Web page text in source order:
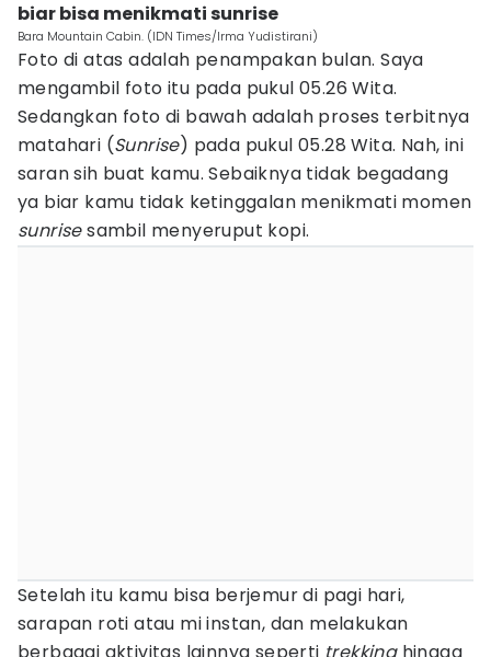
biar bisa menikmati sunrise
Bara Mountain Cabin. (IDN Times/Irma Yudistirani)
Foto di atas adalah penampakan bulan. Saya
mengambil foto itu pada pukul 05.26 Wita.
Sedangkan foto di bawah adalah proses terbitnya
matahari (Sunrise) pada pukul 05.28 Wita. Nah, ini
saran sih buat kamu. Sebaiknya tidak begadang
ya biar kamu tidak ketinggalan menikmati momen
sunrisesambil menyeruput kopi.
Setelah itu kamu bisa berjemur di pagi hari,
sarapan roti atau mi instan, dan melakukan